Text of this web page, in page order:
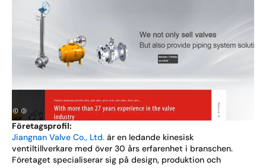
Företagsprofil:
Jiangnan Valve Co., Ltd. är en ledande kinesisk
ventiltillverkare med över 30 års erfarenhet i branschen.
Företaget specialiserar sig på design, produktion och